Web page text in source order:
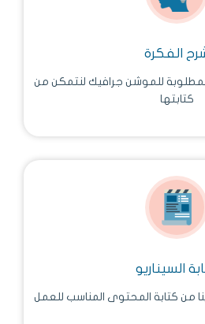
الفكرة
للموشن جرافيك لنتمكن من
كتابتها
السيناريو
من كتابة المحتوى المناسب للعمل